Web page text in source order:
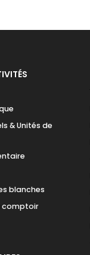
& Unités de
blanches
comptoir